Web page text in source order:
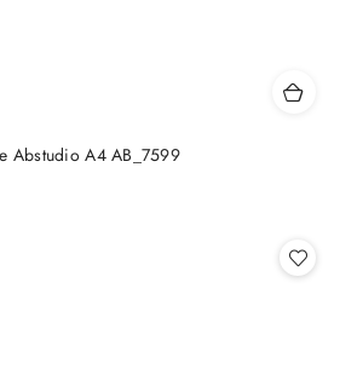
Abstudio A4 AB_7599